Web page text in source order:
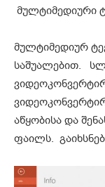
მულტიმედიური
მულტიმედიურ
საშუალებით.
აწყობისა და
ფაილს.